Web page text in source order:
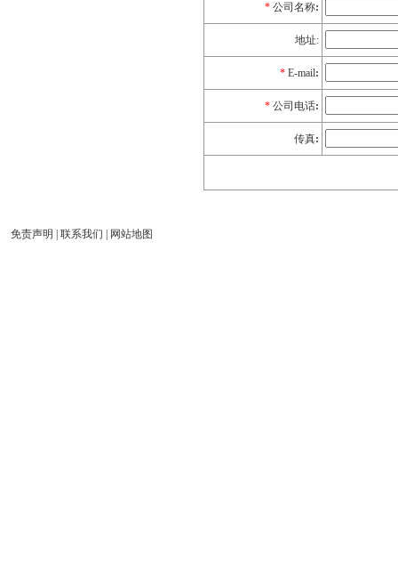
*公司名称:
地址:
*E-mail:
*公司电话:
传真:
免责声明 联系我们 网站地图